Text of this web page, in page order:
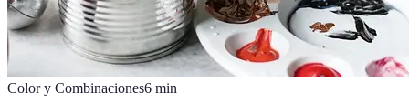
Color y Combinaciones6 min